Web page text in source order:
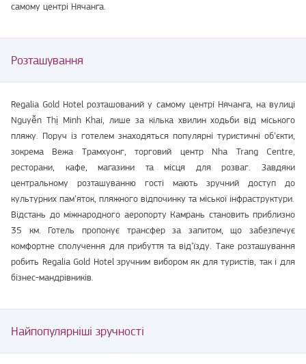
самому центрі Нячанга.
Розташування
Regalia Gold Hotel розташований у самому центрі Нячанга, на вулиці
Nguyễn Thị Minh Khai, лише за кілька хвилин ходьби від міського
пляжу. Поруч із готелем знаходяться популярні туристичні об’єкти,
зокрема Вежа Трамхуонг, торговий центр Nha Trang Centre,
ресторани, кафе, магазини та місця для розваг. Завдяки
центральному розташуванню гості мають зручний доступ до
культурних пам’яток, пляжного відпочинку та міської інфраструктури.
Відстань до міжнародного аеропорту Камрань становить приблизно
35 км. Готель пропонує трансфер за запитом, що забезпечує
комфортне сполучення для прибуття та від’їзду. Таке розташування
робить Regalia Gold Hotel зручним вибором як для туристів, так і для
бізнес-мандрівників.
Найпопулярніші зручності